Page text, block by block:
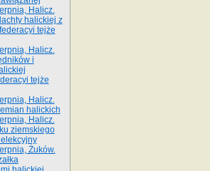
Halicz.
halickiej z
tejże
Halicz.
i
tejże
Halicz.
halickich
Halicz.
ziemskiego
Żuków.